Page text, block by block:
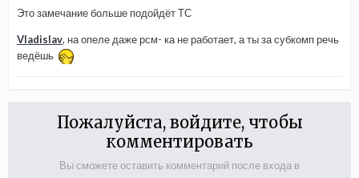
Это замечание больше подойдёт ТС
Vladislav, на опеле даже рсм- ка не работает, а ты за субкомп речь
ведёшь
Пожалуйста, войдите, чтобы
комментировать
Вы сможете оставить комментарий после входа в